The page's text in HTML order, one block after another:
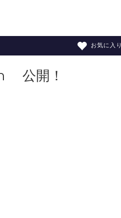
お気に入り
公開！